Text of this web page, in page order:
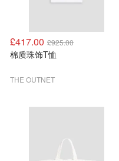
£417.00 £925.00
棉质珠饰T恤
THE OUTNET